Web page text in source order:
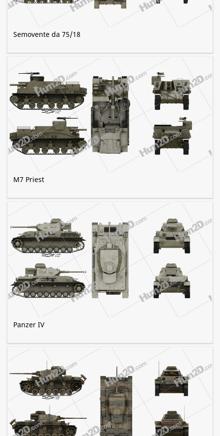
Semovente da 75/18
M7 Priest
Panzer IV